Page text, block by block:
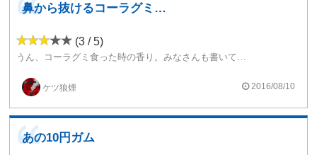
鼻から抜けるコーラグミの香り
(3 / 5)
そういう点では再現性は高いのかも。安っぽいコーラでそれ以上でもそれ以下でもないか…。
ケツ狼煙 2016/08/10
あの10円ガム